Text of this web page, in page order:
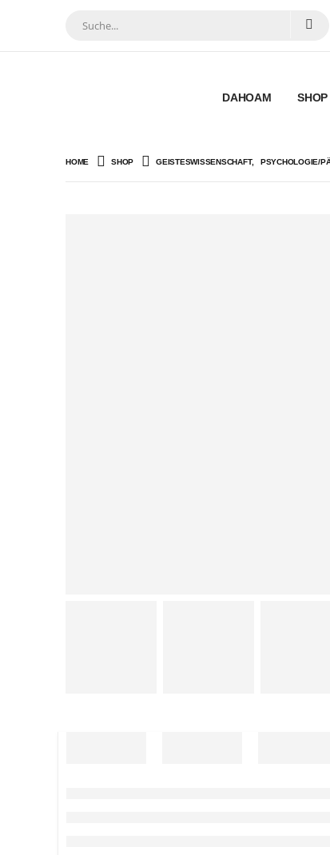
DAHOAM SHOP
HOME SHOP GEISTESWISSENSCHAFT, PSYCHOLOGIE/